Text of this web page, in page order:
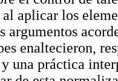
aplicar los
argumentos
enaltecieron,
una práctica